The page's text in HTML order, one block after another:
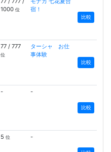
1000位
宿！
比較
77 / 777
位
ターシャ お仕
事体験
比較
- -
比較
5位 -